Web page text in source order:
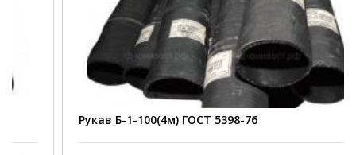
Рукав Б-1-100(4м) ГОСТ 5398-76
армований ниткою та
металевою спіраллю
Діапазон робочих
температур
від -35 до +90 С
Відповідність
нормативному документу
ГОСТ 5398-76
Курськ